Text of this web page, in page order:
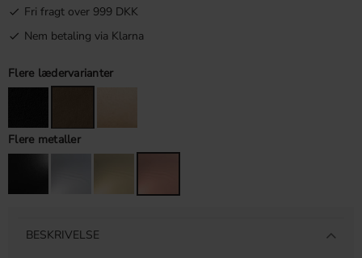
Fri fragt over 999 DKK
Nem betaling via Klarna
Flere lædervarianter
Flere metaller
BESKRIVELSE